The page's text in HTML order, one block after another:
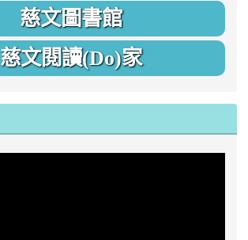
慈文圖書館
慈文閱讀(Do)家